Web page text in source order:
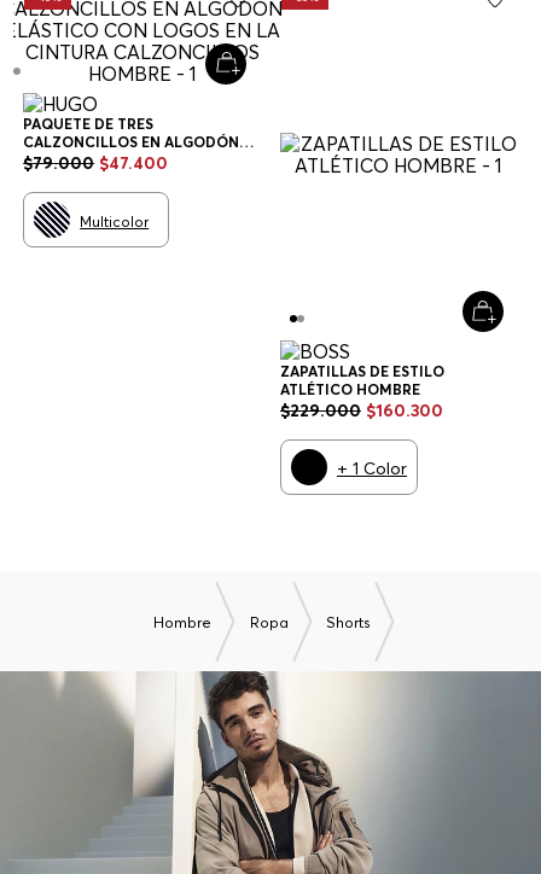
PAQUETE DE TRES
CALZONCILLOS EN ALGODÓN
ELÁSTICO CON LOGOS EN LA
HOMBRE
$79.000 $47.400
Multicolor
ZAPATILLAS DE ESTILO
ATLÉTICO HOMBRE
$229.000 $160.300
+ 1 Color
Hombre Ropa Shorts